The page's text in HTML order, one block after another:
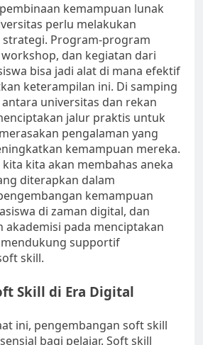
kemampuan lunak
perlu melakukan
strategi. Program-program
dan kegiatan dari
bisa jadi alat di mana efektif
keterampilan ini. Di samping
universitas dan rekan
jalur praktis untuk
pengalaman yang
kemampuan mereka.
kita akan membahas aneka
diterapkan dalam
kemampuan
di zaman digital, dan
akademisi pada menciptakan
supportif
skill.
Skill di Era Digital
ini, pengembangan soft skill
bagi pelajar. Soft skill